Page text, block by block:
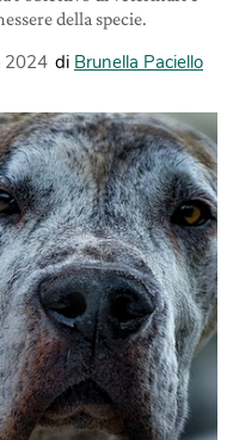
della specie.
2024 di Brunella Paciello